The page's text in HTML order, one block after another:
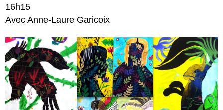
16h15
Avec Anne-Laure Garicoix